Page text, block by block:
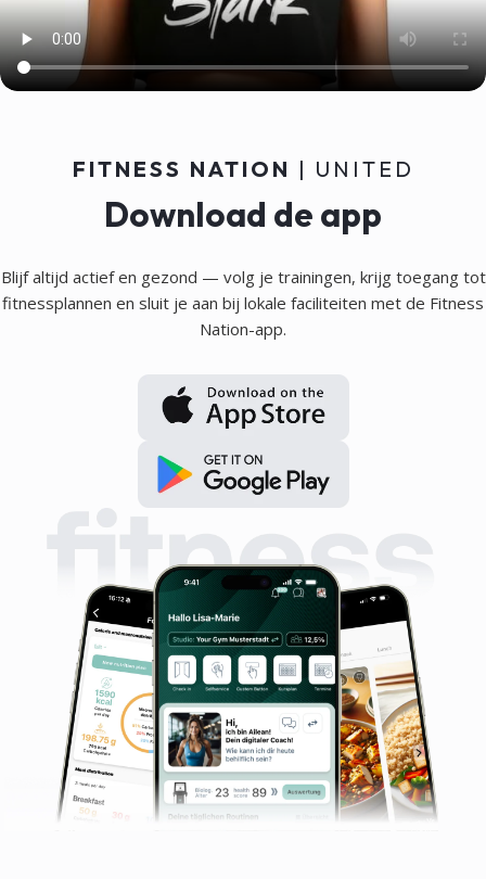
trainingsdata voor optimale
ondersteuning.
FITNESS NATION | UNITED
Download de app
Blijf altijd actief en gezond — volg je trainingen, krijg toegang tot
fitnessplannen en sluit je aan bij lokale faciliteiten met de Fitness
Nation-app.